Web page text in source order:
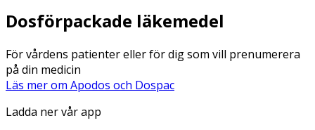
Dosförpackade läkemedel
För vårdens patienter eller för dig som vill prenumerera
på din medicin
Läs mer om Apodos och Dospac
Ladda ner vår app